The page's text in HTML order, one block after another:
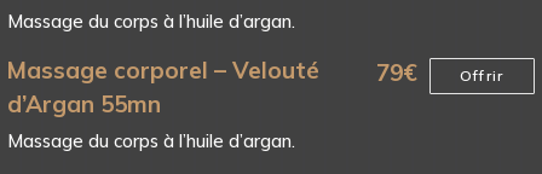
Massage du corps à l’huile d’argan.
Massage corporel – Velouté
d’Argan 55mn
79€ Offrir
Massage du corps à l’huile d’argan.